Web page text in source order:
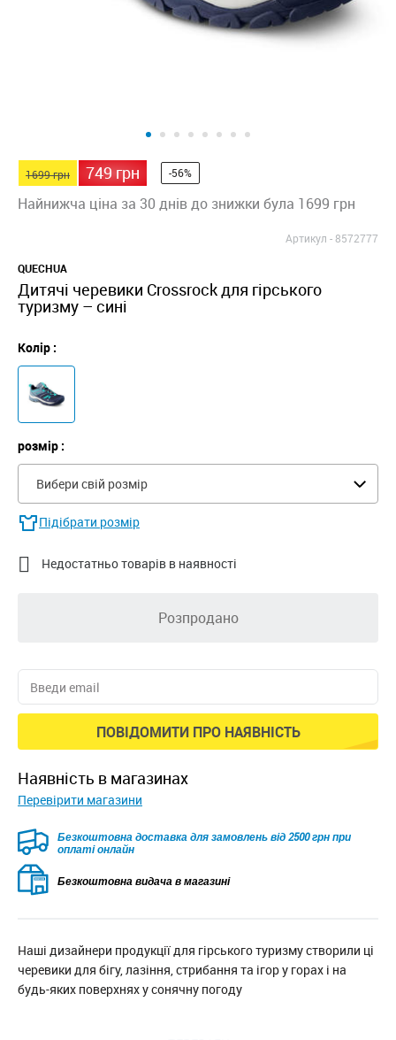
1699 грн 749 грн -56%
Найнижча ціна за 30 днів до знижки була 1699 грн
Артикул -8572777
QUECHUA
Дитячі черевики Crossrock для гірського
туризму – сині
Колір :
розмір :
Вибери свій розмір
Підібрати розмір
 Недостатньо товарів в наявності
Розпродано
ПОВІДОМИТИ ПРО НАЯВНІСТЬ
наявність в магазинах
Перевірити магазини
Безкоштовна доставка для замовлень від 2500 грн при
оплаті онлайн
Безкоштовна видача в магазині
Наші дизайнери продукції для гірського туризму створили ці
черевики для бігу, лазіння, стрибання та ігор у горах і на
будь-яких поверхнях у сонячну погоду